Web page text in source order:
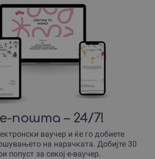
пошта – 24/7!
ваучер и ќе го добиете
на нарачката. Добијте 30
попуст за секој е-ваучер.